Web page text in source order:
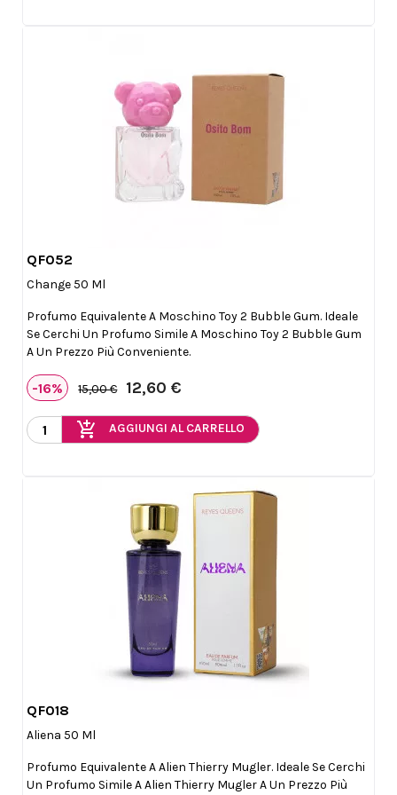
QF052
Change 50 Ml
Profumo Equivalente A Moschino Toy 2 Bubble Gum. Ideale
Se Cerchi Un Profumo Simile A Moschino Toy 2 Bubble Gum
A Un Prezzo Più Conveniente.
-16% 15,00 € 12,60 €
add_shopping_cart AGGIUNGI AL CARRELLO
QF018
Aliena 50 Ml
Profumo Equivalente A Alien Thierry Mugler. Ideale Se Cerchi
Un Profumo Simile A Alien Thierry Mugler A Un Prezzo Più